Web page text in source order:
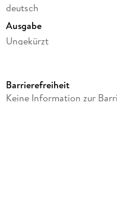
deutsch
Ausgabe
Ungekürzt
Laufzeit
Barrierefreiheit
Keine Information zur